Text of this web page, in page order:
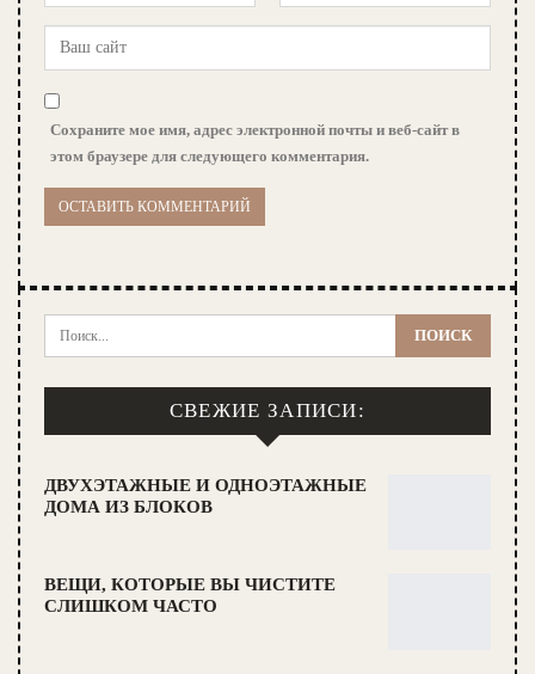
Сохраните мое имя, адрес электронной почты и веб-сайт в
этом браузере для следующего комментария.
СВЕЖИЕ ЗАПИСИ:
ДВУХЭТАЖНЫЕ И ОДНОЭТАЖНЫЕ
ДОМА ИЗ БЛОКОВ
ВЕЩИ, КОТОРЫЕ ВЫ ЧИСТИТЕ
СЛИШКОМ ЧАСТО